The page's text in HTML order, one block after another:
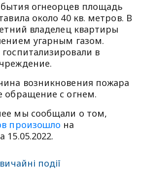
огнеорцев площадь
около 40 кв. метров. В
владелец квартиры
угарным газом.
в
возникновения пожара
обращение с огнем.
мы сообщали о том,
произошло на
події